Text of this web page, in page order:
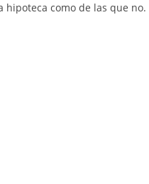
como de las que no.